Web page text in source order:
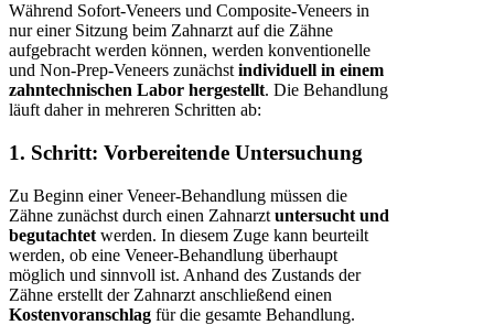
Während Sofort-Veneers und Composite-Veneers in
nur einer Sitzung beim Zahnarzt auf die Zähne
aufgebracht werden können, werden konventionelle
und Non-Prep-Veneers zunächst individuell in einem
zahntechnischen Labor hergestellt. Die Behandlung
läuft daher in mehreren Schritten ab:
1. Schritt: Vorbereitende Untersuchung
Zu Beginn einer Veneer-Behandlung müssen die
Zähne zunächst durch einen Zahnarzt untersucht und
begutachtet werden. In diesem Zuge kann beurteilt
werden, ob eine Veneer-Behandlung überhaupt
möglich und sinnvoll ist. Anhand des Zustands der
Zähne erstellt der Zahnarzt anschließend einen
Kostenvoranschlag für die gesamte Behandlung.